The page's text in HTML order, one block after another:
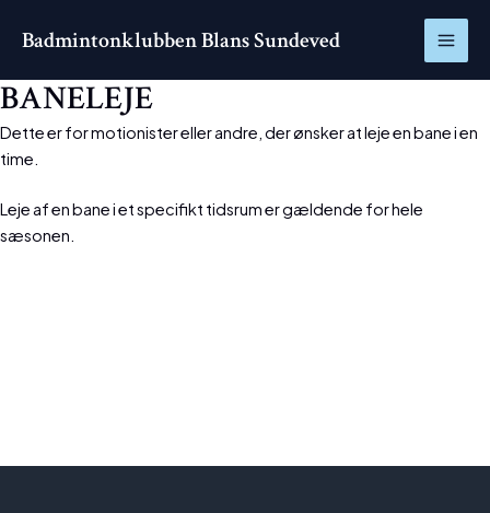
Badmintonklubben Blans Sundeved
BANELEJE
Dette er for motionister eller andre, der ønsker at leje en bane i en
time.
Leje af en bane i et specifikt tidsrum er gældende for hele
sæsonen.